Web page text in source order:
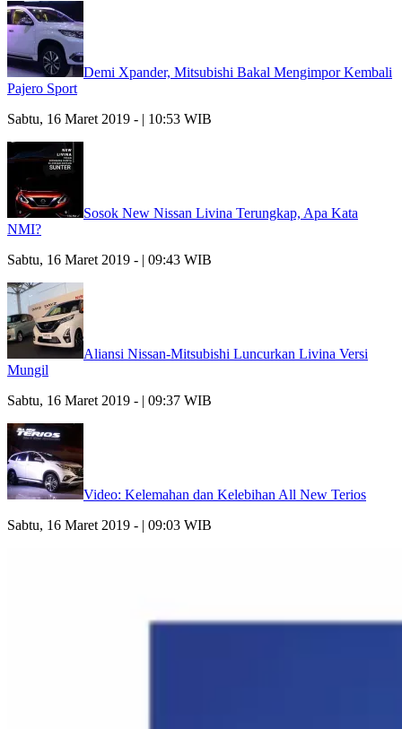
Demi Xpander, Mitsubishi Bakal Mengimpor Kembali
Pajero Sport
Sabtu, 16 Maret 2019 - | 10:53 WIB
Sosok New Nissan Livina Terungkap, Apa Kata
NMI?
Sabtu, 16 Maret 2019 - | 09:43 WIB
Aliansi Nissan-Mitsubishi Luncurkan Livina Versi
Mungil
Sabtu, 16 Maret 2019 - | 09:37 WIB
Video: Kelemahan dan Kelebihan All New Terios
Sabtu, 16 Maret 2019 - | 09:03 WIB